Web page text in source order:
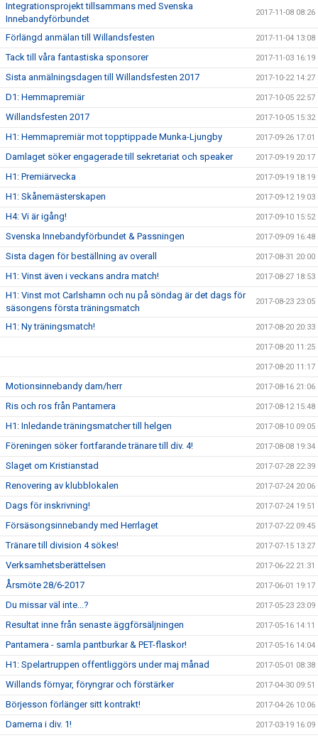
Integrationsprojekt tillsammans med Svenska
Innebandyförbundet
2017-11-08 08:26
Förlängd anmälan till Willandsfesten 2017-11-04 13:08
Tack till våra fantastiska sponsorer 2017-11-03 16:19
Sista anmälningsdagen till Willandsfesten 2017 2017-10-22 14:27
D1: Hemmapremiär 2017-10-05 22:57
Willandsfesten 2017 2017-10-05 15:32
H1: Hemmapremiär mot topptippade Munka-Ljungby 2017-09-26 17:01
Damlaget söker engagerade till sekretariat och speaker 2017-09-19 20:17
H1: Premiärvecka 2017-09-19 18:19
H1: Skånemästerskapen 2017-09-12 19:03
H4: Vi är igång! 2017-09-10 15:52
Svenska Innebandyförbundet & Passningen 2017-09-09 16:48
Sista dagen för beställning av overall 2017-08-31 20:00
H1: Vinst även i veckans andra match! 2017-08-27 18:53
H1: Vinst mot Carlshamn och nu på söndag är det dags för
säsongens första träningsmatch
2017-08-23 23:05
H1: Ny träningsmatch! 2017-08-20 20:33
2017-08-20 11:25
2017-08-20 11:17
Motionsinnebandy dam/herr 2017-08-16 21:06
Ris och ros från Pantamera 2017-08-12 15:48
H1: Inledande träningsmatcher till helgen 2017-08-10 09:05
Föreningen söker fortfarande tränare till div. 4! 2017-08-08 19:34
Slaget om Kristianstad 2017-07-28 22:39
Renovering av klubblokalen 2017-07-24 20:06
Dags för inskrivning! 2017-07-24 19:51
Försäsongsinnebandy med Herrlaget 2017-07-22 09:45
Tränare till division 4 sökes! 2017-07-15 13:27
Verksamhetsberättelsen 2017-06-22 21:31
Årsmöte 28/6-2017 2017-06-01 19:17
Du missar väl inte...? 2017-05-23 23:09
Resultat inne från senaste äggförsäljningen 2017-05-16 14:11
Pantamera - samla pantburkar & PET-flaskor! 2017-05-16 14:04
H1: Spelartruppen offentliggörs under maj månad 2017-05-01 08:38
Willands förnyar, föryngrar och förstärker 2017-04-30 09:51
Börjesson förlänger sitt kontrakt! 2017-04-26 10:06
Damerna i div. 1! 2017-03-19 16:09